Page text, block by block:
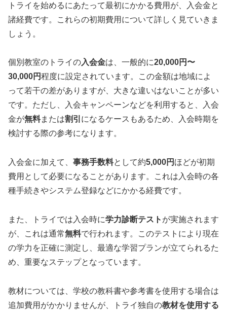
トライを始めるにあたって最初にかかる費用が、入会金と
諸経費です。これらの初期費用について詳しく見ていきま
しょう。
個別教室のトライの入会金は、一般的に20,000円〜
30,000円程度に設定されています。この金額は地域によ
って若干の差がありますが、大きな違いはないことが多い
です。ただし、入会キャンペーンなどを利用すると、入会
金が無料または割引 になるケースもあるため、入会時期を
検討する際の参考になります。
入会金に加えて、 事務手数料として約5,000円 ほどが初期
費用として必要になることがあります。これは入会時の各
種手続きやシステム登録などにかかる経費です。
また、トライでは入会時に学力診断テスト が実施されます
が、これは通常無料で行われます。このテストにより現在
の学力を正確に測定し、最適な学習プランが立てられるた
め、重要なステップとなっています。
教材については、学校の教科書や参考書を使用する場合は
追加費用がかかりませんが、トライ独自の教材を使用する